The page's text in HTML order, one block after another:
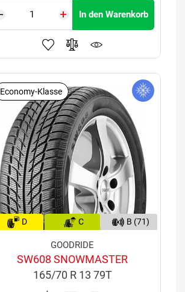
In den Warenkorb
Economy-Klasse
D C B (71)
GOODRIDE
SW608 SNOWMASTER
165/70 R 13 79T